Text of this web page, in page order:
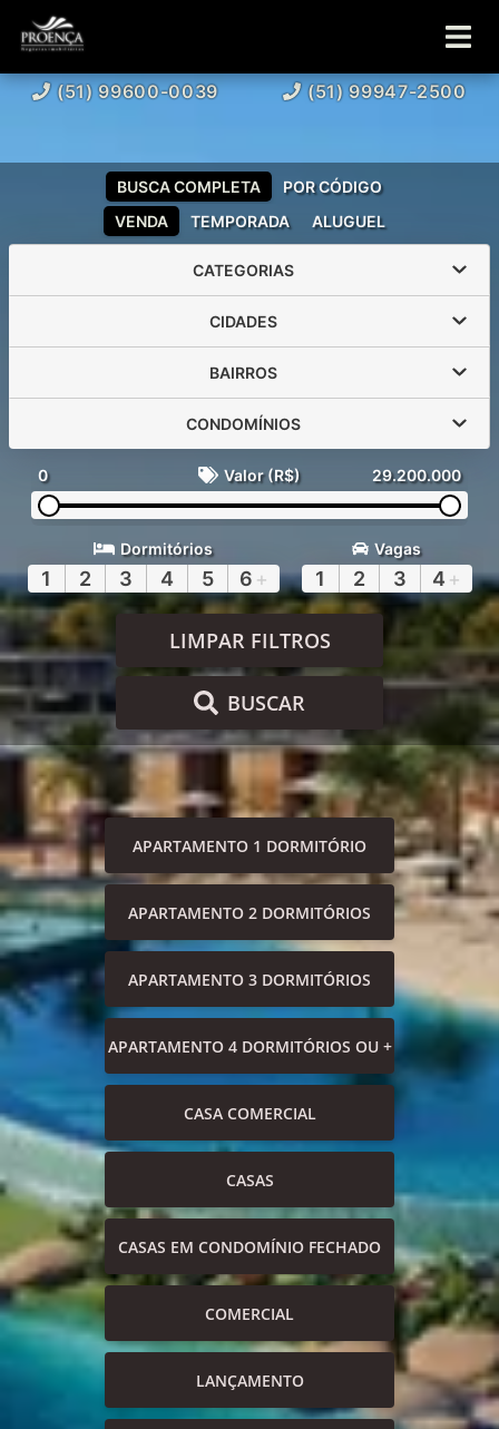
(51) 99600-0039 (51) 99947-2500
VENDA TEMPORADA ALUGUEL
BUSCA COMPLETA POR CÓDIGO
CATEGORIAS
CIDADES
BAIRROS
CONDOMÍNIOS
0 Valor (R$) 29.200.000
Dormitórios
1 2 3 4 5 6 +
Vagas
1 2 3 4 +
LIMPAR FILTROS
BUSCAR
APARTAMENTO 1 DORMITÓRIO
APARTAMENTO 2 DORMITÓRIOS
APARTAMENTO 3 DORMITÓRIOS
APARTAMENTO 4 DORMITÓRIOS OU +
CASA COMERCIAL
CASAS
CASAS EM CONDOMÍNIO FECHADO
COMERCIAL
LANÇAMENTO